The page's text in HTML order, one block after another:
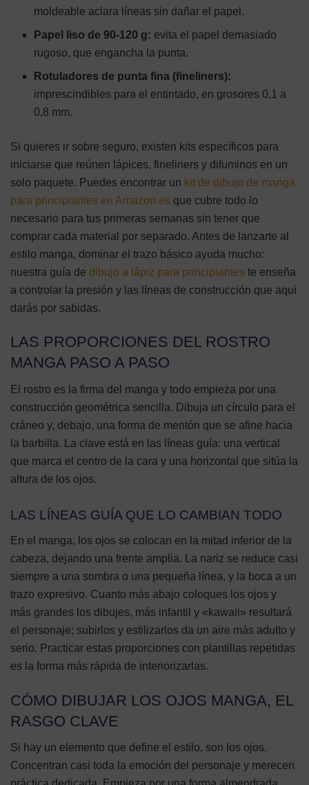
moldeable aclara líneas sin dañar el papel.
Papel liso de 90-120 g: evita el papel demasiado
rugoso, que engancha la punta.
Rotuladores de punta fina (fineliners):
imprescindibles para el entintado, en grosores 0,1 a
0,8 mm.
Si quieres ir sobre seguro, existen kits específicos para
iniciarse que reúnen lápices, fineliners y difuminos en un
solo paquete. Puedes encontrar un kit de dibujo de manga
para principiantes en Amazon.es que cubre todo lo
necesario para tus primeras semanas sin tener que
comprar cada material por separado. Antes de lanzarte al
estilo manga, dominar el trazo básico ayuda mucho:
nuestra guía de dibujo a lápiz para principiantes te enseña
a controlar la presión y las líneas de construcción que aquí
darás por sabidas.
LAS PROPORCIONES DEL ROSTRO
MANGA PASO A PASO
El rostro es la firma del manga y todo empieza por una
construcción geométrica sencilla. Dibuja un círculo para el
cráneo y, debajo, una forma de mentón que se afine hacia
la barbilla. La clave está en las líneas guía: una vertical
que marca el centro de la cara y una horizontal que sitúa la
altura de los ojos.
LAS LÍNEAS GUÍA QUE LO CAMBIAN TODO
En el manga, los ojos se colocan en la mitad inferior de la
cabeza, dejando una frente amplia. La nariz se reduce casi
siempre a una sombra o una pequeña línea, y la boca a un
trazo expresivo. Cuanto más abajo coloques los ojos y
más grandes los dibujes, más infantil y «kawaii» resultará
el personaje; subirlos y estilizarlos da un aire más adulto y
serio. Practicar estas proporciones con plantillas repetidas
es la forma más rápida de interiorizarlas.
CÓMO DIBUJAR LOS OJOS MANGA, EL
RASGO CLAVE
Si hay un elemento que define el estilo, son los ojos.
Concentran casi toda la emoción del personaje y merecen